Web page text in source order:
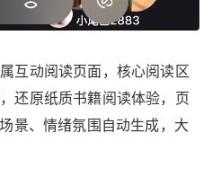
互动阅读页面，核心阅读区
还原纸质书籍阅读体验，页
景、情绪氛围自动生成，大